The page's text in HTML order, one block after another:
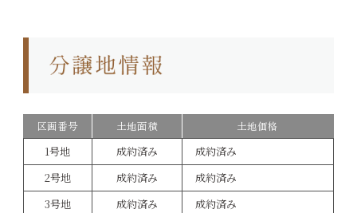
区画番号 土地面積
土地価格
1号地
成約済み
成約済み
2号地
成約済み
成約済み
3号地
成約済み
成約済み